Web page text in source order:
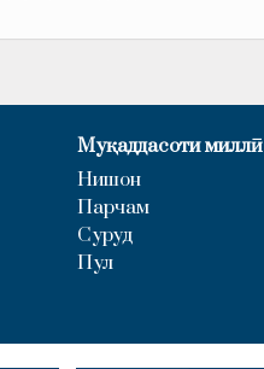
Муқаддасоти миллӣ
Нишон
Парчам
Суруд
Пул